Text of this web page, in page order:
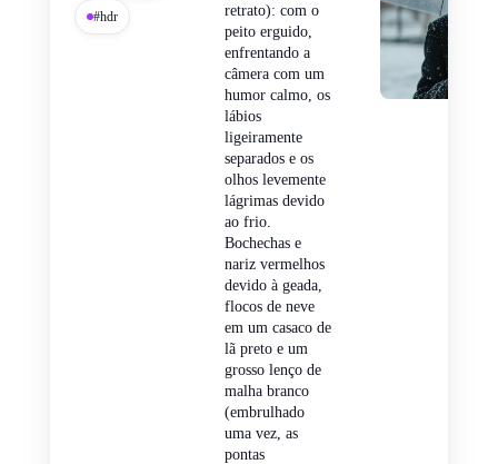
#hdr
retrato): com o
peito erguido,
enfrentando a
câmera com um
humor calmo, os
lábios
ligeiramente
separados e os
olhos levemente
lágrimas devido
ao frio.
Bochechas e
nariz vermelhos
devido à geada,
flocos de neve
em um casaco de
lã preto e um
grosso lenço de
malha branco
(embrulhado
uma vez, as
pontas